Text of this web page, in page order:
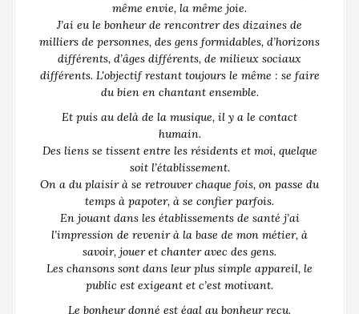
même envie, la même joie.
J’ai eu le bonheur de rencontrer des dizaines de
milliers de personnes, des gens formidables, d’horizons
différents, d’âges différents, de milieux sociaux
différents. L'objectif restant toujours le même : se faire
du bien en chantant ensemble.
Et puis au delà de la musique, il y a le contact
humain.
Des liens se tissent entre les résidents et moi, quelque
soit l’établissement.
On a du plaisir à se retrouver chaque fois, on passe du
temps à papoter, à se confier parfois.
En jouant dans les établissements de santé j’ai
l’impression de revenir à la base de mon métier, à
savoir, jouer et chanter avec des gens.
Les chansons sont dans leur plus simple appareil, le
public est exigeant et c’est motivant.
Le bonheur donné est égal au bonheur reçu.